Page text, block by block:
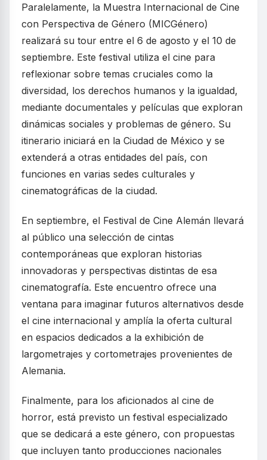
Paralelamente, la Muestra Internacional de Cine
con Perspectiva de Género (MICGénero)
realizará su tour entre el 6 de agosto y el 10 de
septiembre. Este festival utiliza el cine para
reflexionar sobre temas cruciales como la
diversidad, los derechos humanos y la igualdad,
mediante documentales y películas que exploran
dinámicas sociales y problemas de género. Su
itinerario iniciará en la Ciudad de México y se
extenderá a otras entidades del país, con
funciones en varias sedes culturales y
cinematográficas de la ciudad.
En septiembre, el Festival de Cine Alemán llevará
al público una selección de cintas
contemporáneas que exploran historias
innovadoras y perspectivas distintas de esa
cinematografía. Este encuentro ofrece una
ventana para imaginar futuros alternativos desde
el cine internacional y amplía la oferta cultural
en espacios dedicados a la exhibición de
largometrajes y cortometrajes provenientes de
Alemania.
Finalmente, para los aficionados al cine de
horror, está previsto un festival especializado
que se dedicará a este género, con propuestas
que incluyen tanto producciones nacionales